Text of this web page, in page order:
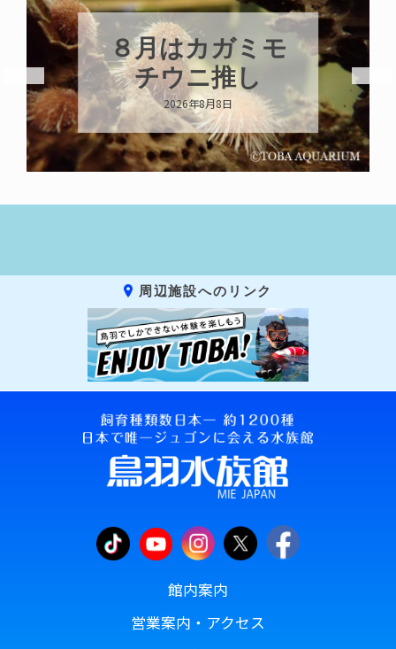
８月はカガミモ
チウニ推し
2026年8月8日
周辺施設へのリンク
館内案内
営業案内・アクセス